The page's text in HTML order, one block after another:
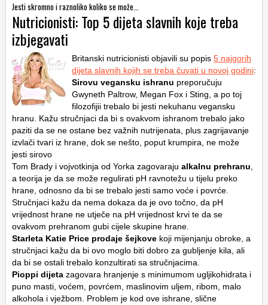
Jesti skromno i raznoliko koliko se može...
Nutricionisti: Top 5 dijeta slavnih koje treba
izbjegavati
Britanski nutricionisti objavili su popis 5 najgorih
dijeta slavnih kojih se treba čuvati u novoj godini:
Sirovu vegansku ishranu preporučuju
Gwyneth Paltrow, Megan Fox i Sting, a po toj
filozofijii trebalo bi jesti nekuhanu vegansku
hranu. Kažu stručnjaci da bi s ovakvom ishranom trebalo jako
paziti da se ne ostane bez važnih nutrijenata, plus zagrijavanje
izvlači tvari iz hrane, dok se nešto, poput krumpira, ne može
jesti sirovo
Tom Brady i vojvotkinja od Yorka zagovaraju alkalnu prehranu,
a teorija je da se može regulirati pH ravnotežu u tijelu preko
hrane, odnosno da bi se trebalo jesti samo voće i povrće.
Stručnjaci kažu da nema dokaza da je ovo točno, da pH
vrijednost hrane ne utječe na pH vrijednost krvi te da se
ovakvom prehranom gubi cijele skupine hrane.
Starleta Katie Price prodaje šejkove koji mijenjanju obroke, a
stručnjaci kažu da bi ovo moglo biti dobro za gubljenje kila, ali
da bi se ostali trebalo konzultirati sa stručnjacima.
Pioppi dijeta zagovara hranjenje s minimumom ugljikohidrata i
puno masti, voćem, povrćem, maslinovim uljem, ribom, malo
alkohola i vježbom. Problem je kod ove ishrane, slične